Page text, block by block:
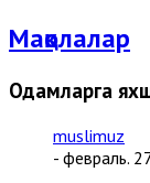
Мақолалар
Одамларга
muslimuz
- февраль.